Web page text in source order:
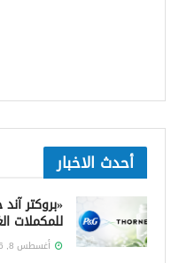
أحدث الاخبار
«بروكتر
للمكملات
أغسطس 8, 2026